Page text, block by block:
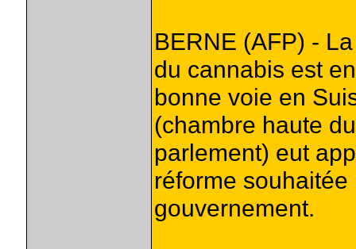
BERNE (AFP) -
du cannabis est en
bonne voie en
(chambre haute du
parlement) eut
réforme souhaitée
gouvernement.